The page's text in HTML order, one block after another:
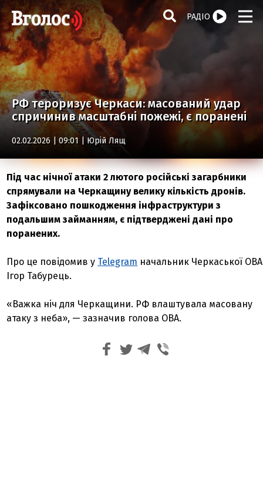
РАДІО
РФ тероризує Черкаси: масований удар
спричинив масштабні пожежі, є поранені
02.02.2026 | 09:01 |Юрій Лящ
Під час нічної атаки 2 лютого російські загарбники
спрямували на Черкащину велику кількість дронів.
Зафіксовано пошкодження інфраструктури з
подальшим займанням, є підтверджені дані про
поранених.
Про це повідомив у Telegram начальник Черкаської ОВА
Ігор Табурець.
«Важка ніч для Черкащини. РФ влаштувала масовану
атаку з неба», — зазначив голова ОВА.